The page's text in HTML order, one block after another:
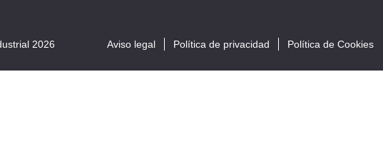
2026 Aviso legal Política de privacidad Política de Cookies